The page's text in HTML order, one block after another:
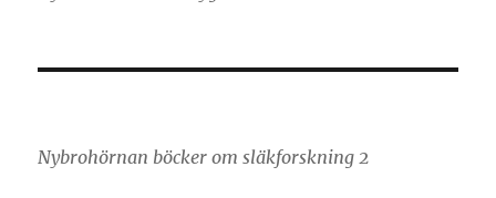
Nybrohörnan böcker om släkforskning 2